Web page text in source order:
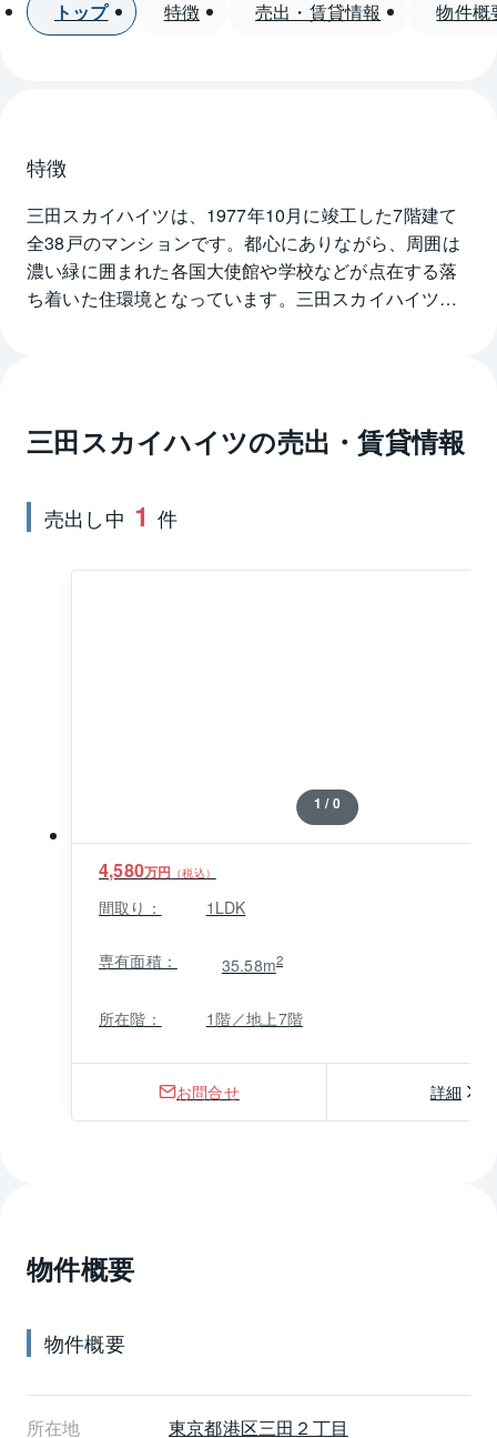
トップ 特徴 売出・賃貸情報 物件概
特徴
三田スカイハイツは、1977年10月に竣工した7階建て
全38戸のマンションです。都心にありながら、周囲は
濃い緑に囲まれた各国大使館や学校などが点在する落
ち着いた住環境となっています。三田スカイハイツ
メトロ南北線と都営大江戸線の2路線が通る麻布十番駅
へは徒歩10分です。他にも、東京メトロ南北線と都営
通アクセスの良さが魅力です。三田スカイハイツの専
けのワンルームからファミリーにも対応できる2LDKま
三田スカイハイツの売出・賃貸情報
売出し中 1 件
1 / 0
4,580万円 （税込）
間取り： 1LDK
専有面積： 35.58m2
所在階： 1階／地上7階
お問合せ 詳細
物件概要
物件概要
所在地 東京都港区三田２丁目